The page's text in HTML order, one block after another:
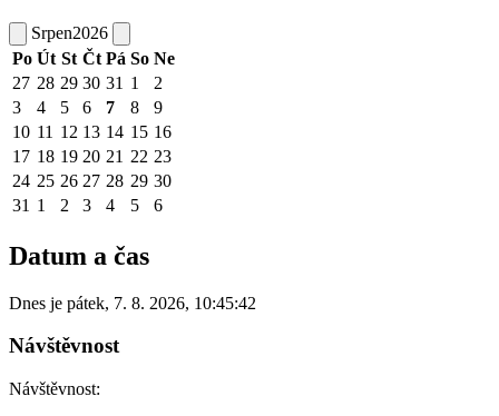
Srpen2026
Po Út St Čt Pá So Ne
27 28 29 30 31 1
2
3
4 5 6 7 8
9
10 11 12 13 14 15 16
17 18 19 20 21 22 23
24 25 26 27 28 29 30
31 1 2 3 4 5 6
Datum a čas
Dnes je pátek, 7. 8. 2026, 10:45:42
Návštěvnost
Návštěvnost: